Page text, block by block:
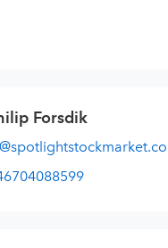
Forsdik